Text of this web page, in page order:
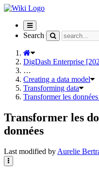
Toggle
navigation
Search
DigDash Enterprise
…
Creating a data model
Transforming data
Transformer les
Transformer les
données
Last modified by Aurelie